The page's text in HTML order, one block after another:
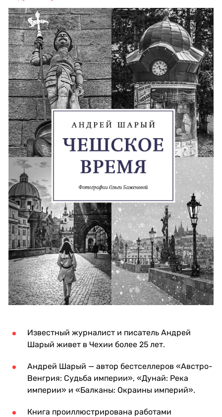
Известный журналист и писатель Андрей
Шарый живет в Чехии более 25 лет.
Андрей Шарый — автор бестселлеров «Австро-
Венгрия: Судьба империи», «Дунай: Река
империи» и «Балканы: Окраины империй».
Книга проиллюстрирована работами